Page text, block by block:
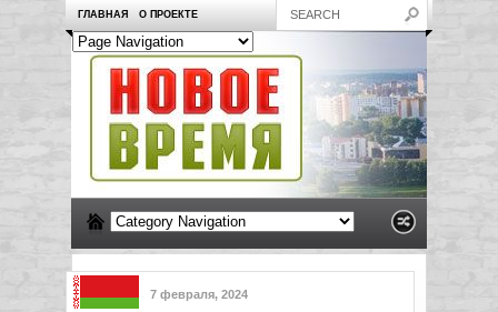
ГЛАВНАЯ О ПРОЕКТЕ
7 февраля, 2024